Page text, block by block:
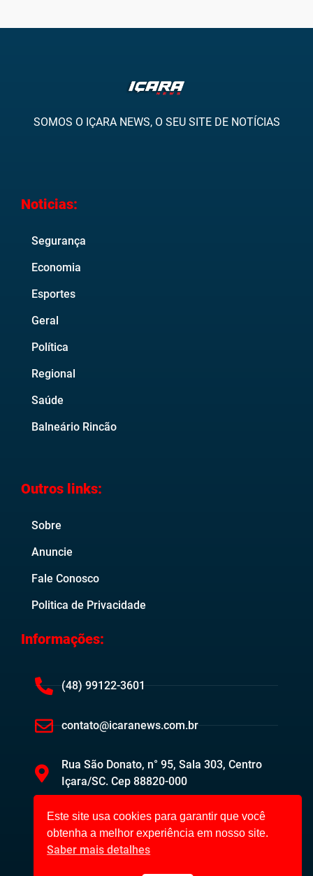
SOMOS O IÇARA NEWS, O SEU SITE DE NOTÍCIAS
Noticias:
Segurança
Economia
Esportes
Geral
Política
Regional
Saúde
Balneário Rincão
Outros links:
Sobre
Anuncie
Fale Conosco
Politica de Privacidade
Informações:
(48) 99122-3601
contato@icaranews.com.br
Rua São Donato, n° 95, Sala 303, Centro
Içara/SC. Cep 88820-000
Este site usa cookies para garantir que você
obtenha a melhor experiência em nosso site.
Saber mais detalhes